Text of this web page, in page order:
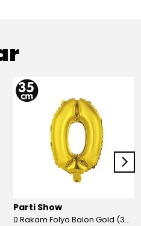
Parti Show
0 Rakam Folyo Balon Gold (35 cm)